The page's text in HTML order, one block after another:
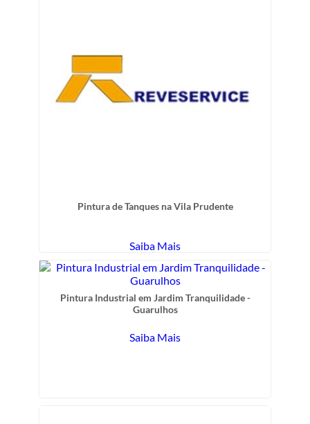
Pintura de Tanques na Vila Prudente
Saiba Mais
Pintura Industrial em Jardim Tranquilidade -
Guarulhos
Saiba Mais